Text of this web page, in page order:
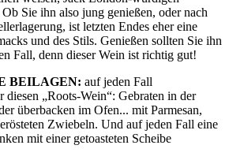
Sie ihn also jung genießen, oder nach
ist letzten Endes eher eine
und des Stils. Genießen sollten Sie ihn
Fall, denn dieser Wein ist richtig gut!
BEILAGEN: auf jeden Fall
diesen „Roots-Wein“: Gebraten in der
überbacken im Ofen... mit Parmesan,
Zwiebeln. Und auf jeden Fall eine
mit einer getoasteten Scheibe